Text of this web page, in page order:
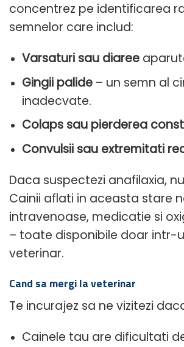
concentrez pe identificarea
semnelor care includ:
Varsaturi sau diaree
Gingii palide– un semn al
inadecvate.
Colaps sau pierderea
Convulsii sau extremitati
Daca suspectezi anafilaxia,
Cainii aflati in aceasta stare
intravenoase, medicatie si
– toate disponibile doar intr-
veterinar.
Cand sa mergi la veterinar
Te incurajez sa ne vizitezi
Cainele tau are dificultati